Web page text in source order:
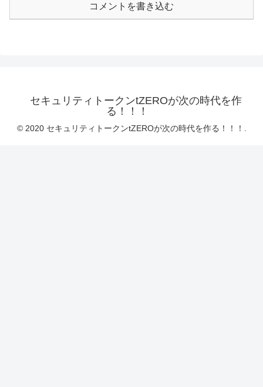
コメントを書き込む
セキュリティトークンtZEROが次の時代を作
る！！！
© 2020 セキュリティトークンtZEROが次の時代を作る！！！.